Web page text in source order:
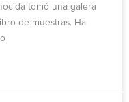
tomó una galera
de muestras. Ha